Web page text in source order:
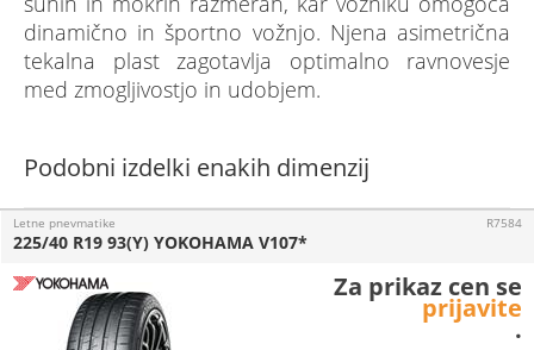
dinamično in športno vožnjo. Njena asimetrična
tekalna plast zagotavlja optimalno ravnovesje
med zmogljivostjo in udobjem.
Podobni izdelki enakih dimenzij
Letne pnevmatike
225/40 R19 93(Y) YOKOHAMA V107*
R7584
Za prikaz cen se
prijavite
.